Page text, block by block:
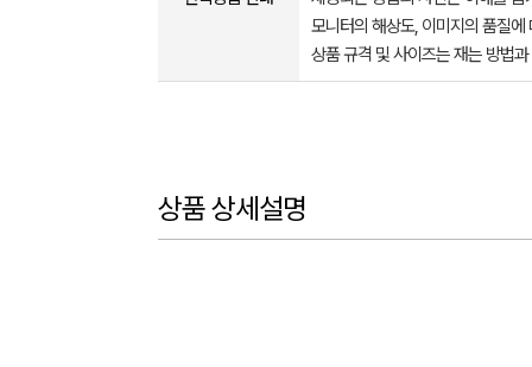
모니터의 해상도, 이미지의 품질
상품 규격 및 사이즈는 재는 방법
상품 상세설명